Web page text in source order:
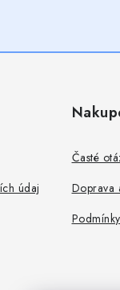
údaj
Časté
Doprava